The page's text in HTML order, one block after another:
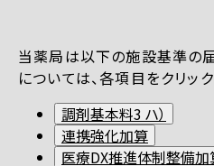
当薬局は以下の施設基準の
については、各項目をクリック
調剤基本料3 ハ）
連携強化加算
医療DX推進体制整備加